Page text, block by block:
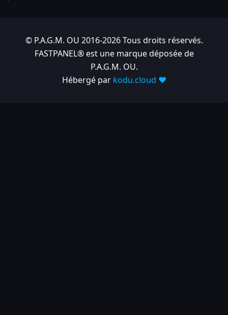
© P.A.G.M. OU 2016-2026 Tous droits réservés.
FASTPANEL® est une marque déposée de
P.A.G.M. OU.
Hébergé par kodu.cloud ❤️